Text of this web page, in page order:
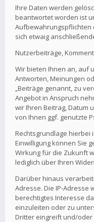
Ihre Daten werden
beantwortet worden ist
Aufbewahrungspflichten
sich etwaig
Nutzerbeiträge,
Wir bieten Ihnen an, auf
Antworten, Meinungen
„Beiträge genannt, zu
Angebot in Anspruch
wir Ihren Beitrag, Datum
von Ihnen ggf. genutzte
Rechtsgrundlage hierbei
Einwilligung können Sie
Wirkung für die Zukunft
lediglich über Ihren
Darüber hinaus
Adresse. Die IP-Adresse
berechtigtes Interesse
einzuleiten oder zu
Dritter eingreift und/